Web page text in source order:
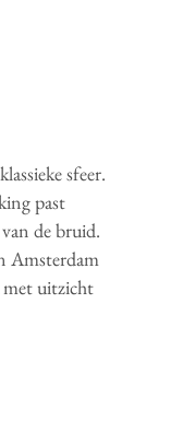
sfeer.
past
de bruid.
Amsterdam
met uitzicht